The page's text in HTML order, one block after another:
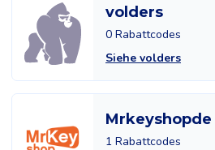
volders
0 Rabattcodes
Siehe volders
Mrkeyshopde
1 Rabattcodes